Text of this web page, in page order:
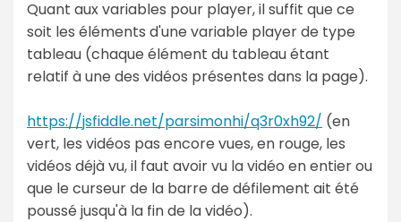
Quant aux variables pour player, il suffit que ce
soit les éléments d'une variable player de type
tableau (chaque élément du tableau étant
relatif à une des vidéos présentes dans la page).
https://jsfiddle.net/parsimonhi/q3r0xh92/ (en
vert, les vidéos pas encore vues, en rouge, les
vidéos déjà vu, il faut avoir vu la vidéo en entier ou
que le curseur de la barre de défilement ait été
poussé jusqu'à la fin de la vidéo).